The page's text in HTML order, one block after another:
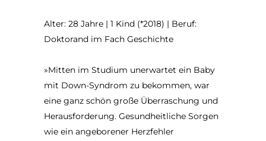
Alter: 28 Jahre | 1 Kind (*2018) | Beruf:
Doktorand im Fach Geschichte
»Mitten im Studium unerwartet ein Baby
mit Down-Syndrom zu bekommen, war
eine ganz schön große Überraschung und
Herausforderung. Gesundheitliche Sorgen
wie ein angeborener Herzfehler